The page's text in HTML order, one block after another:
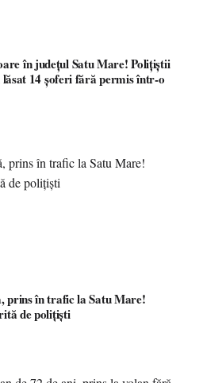
în județul Satu Mare! Polițiștii
lăsat 14 șoferi fără permis într-o
prins în trafic la Satu Mare!
de polițiști